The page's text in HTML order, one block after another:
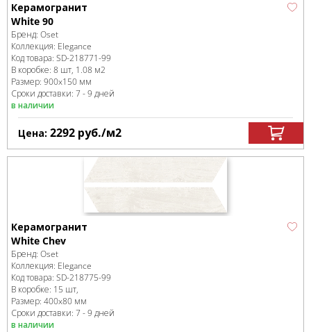
Керамогранит
White 90
Бренд: Oset
Коллекция: Elegance
Код товара: SD-218771-99
В коробке: 8 шт, 1.08 м2
Размер: 900x150 мм
Сроки доставки: 7 - 9 дней
в наличии
Цена: 2292 руб./м2
Керамогранит
White Chev
Бренд: Oset
Коллекция: Elegance
Код товара: SD-218775-99
В коробке: 15 шт,
Размер: 400x80 мм
Сроки доставки: 7 - 9 дней
в наличии